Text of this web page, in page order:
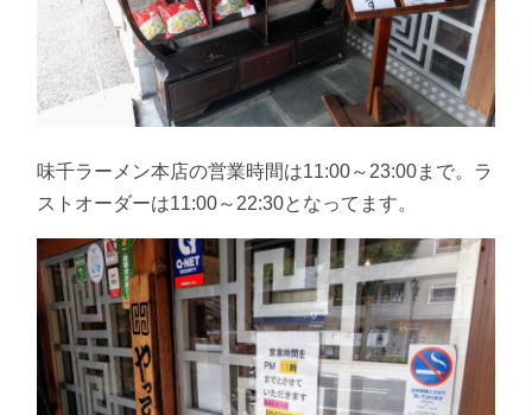
味千ラーメン本店の営業時間は11:00～23:00まで。ラ
ストオーダーは11:00～22:30となってます。